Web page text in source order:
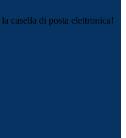
casella di posta elettronica!